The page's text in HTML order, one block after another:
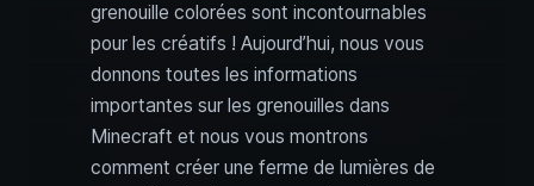
grenouille colorées sont incontournables
pour les créatifs ! Aujourd’hui, nous vous
donnons toutes les informations
importantes sur les grenouilles dans
Minecraft et nous vous montrons
comment créer une ferme de lumières de